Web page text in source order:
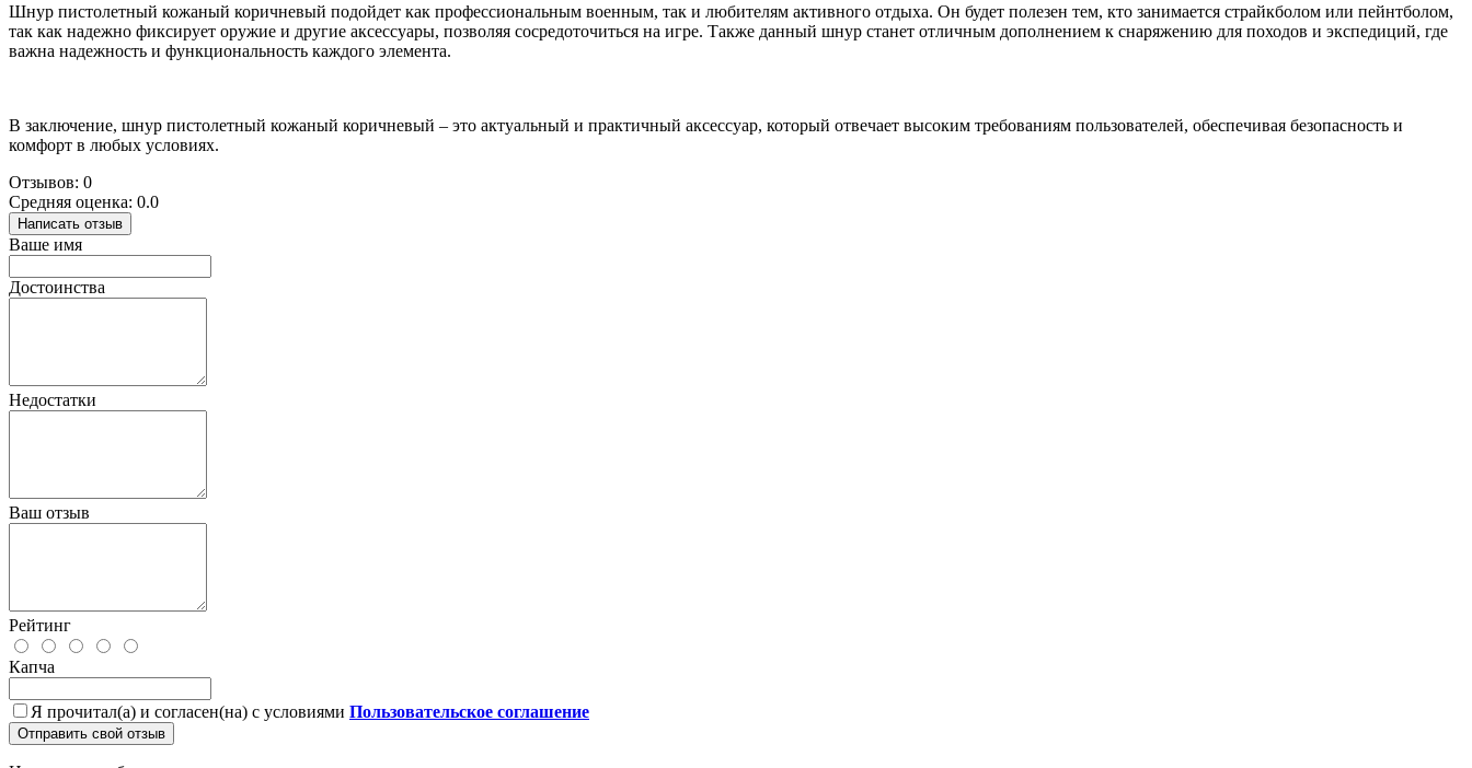
Шнур пистолетный кожаный коричневый подойдет как профессиональным военным, так и любителям активного отдыха. Он будет полезен тем, кто занимается страйкболом или пейнтболом,
так как надежно фиксирует оружие и другие аксессуары, позволяя сосредоточиться на игре. Также данный шнур станет отличным дополнением к снаряжению для походов и экспедиций, где
важна надежность и функциональность каждого элемента.
В заключение, шнур пистолетный кожаный коричневый – это актуальный и практичный аксессуар, который отвечает высоким требованиям пользователей, обеспечивая безопасность и
комфорт в любых условиях.
Отзывов: 0
Средняя оценка: 0.0
Написать отзыв
Ваше имя
Достоинства
Недостатки
Ваш отзыв
Рейтинг
Капча
Я прочитал(а) и согласен(на) с условиями Пользовательское соглашение
Отправить свой отзыв